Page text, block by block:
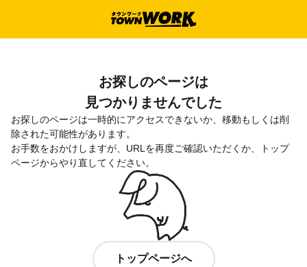
お探しのページは
見つかりませんでした
お探しのページは一時的にアクセスできないか、移動もしくは削
除された可能性があります。
お手数をおかけしますが、URLを再度ご確認いただくか、トップ
ページからやり直してください。
トップページへ